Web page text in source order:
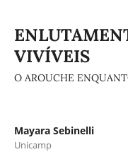
VIVÍVEIS
O AROUCHE
Mayara Sebinelli
Unicamp